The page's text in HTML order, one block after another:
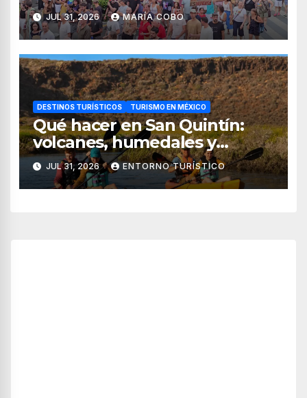
JUL 31, 2026 MARÍA COBO
DESTINOS TURÍSTICOS TURISMO EN MÉXICO
Qué hacer en San Quintín:
volcanes, humedales y
sabores del mar
JUL 31, 2026 ENTORNO TURÍSTICO